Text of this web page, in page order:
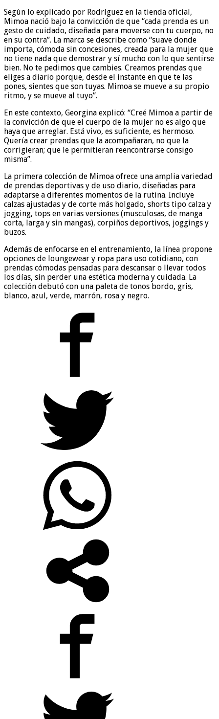
Según lo explicado por Rodríguez en la tienda oficial,
Mimoa nació bajo la convicción de que “cada prenda es un
gesto de cuidado, diseñada para moverse con tu cuerpo, no
en su contra”. La marca se describe como “suave donde
importa, cómoda sin concesiones, creada para la mujer que
no tiene nada que demostrar y sí mucho con lo que sentirse
bien. No te pedimos que cambies. Creamos prendas que
eliges a diario porque, desde el instante en que te las
pones, sientes que son tuyas. Mimoa se mueve a su propio
ritmo, y se mueve al tuyo”.
En este contexto, Georgina explicó: “Creé Mimoa a partir de
la convicción de que el cuerpo de la mujer no es algo que
haya que arreglar. Está vivo, es suficiente, es hermoso.
Quería crear prendas que la acompañaran, no que la
corrigieran; que le permitieran reencontrarse consigo
misma”.
La primera colección de Mimoa ofrece una amplia variedad
de prendas deportivas y de uso diario, diseñadas para
adaptarse a diferentes momentos de la rutina. Incluye
calzas ajustadas y de corte más holgado, shorts tipo calza y
jogging, tops en varias versiones (musculosas, de manga
corta, larga y sin mangas), corpiños deportivos, joggings y
buzos.
Además de enfocarse en el entrenamiento, la línea propone
opciones de loungewear y ropa para uso cotidiano, con
prendas cómodas pensadas para descansar o llevar todos
los días, sin perder una estética moderna y cuidada. La
colección debutó con una paleta de tonos bordo, gris,
blanco, azul, verde, marrón, rosa y negro.